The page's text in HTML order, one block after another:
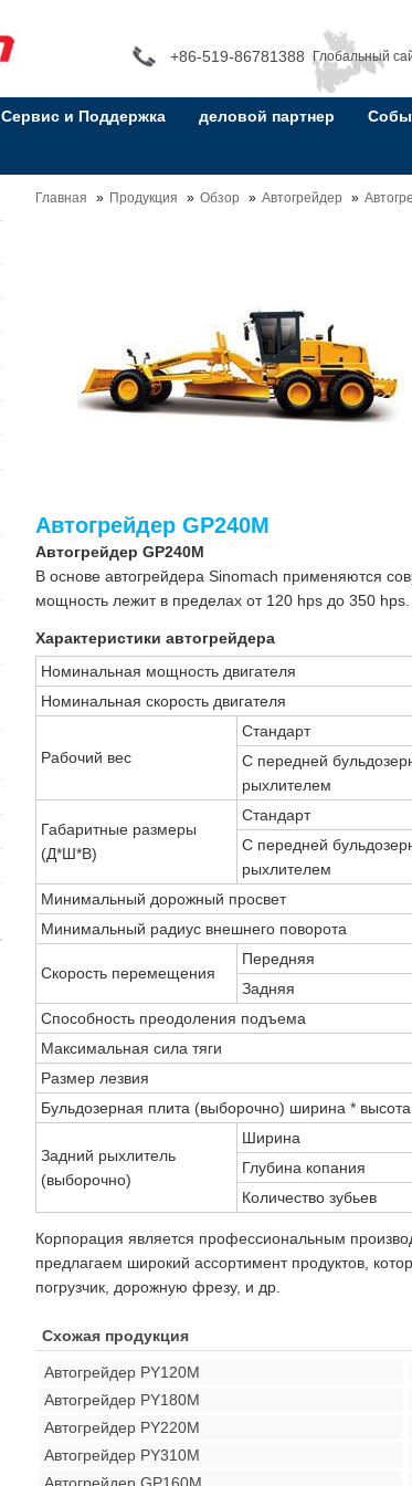
+86-519-86781388 Глобальный
Сервис и Поддержка деловой партнер
Главная Продукция Обзор Автогрейдер
Автогрейдер GP240M
Автогрейдер GP240M
В основе автогрейдера Sinomach применяются
мощность лежит в пределах от 120 hps до 350 hps.
Характеристики автогрейдера
Номинальная мощность двигателя
Номинальная скорость двигателя
Рабочий вес
Стандарт
С передней
рыхлителем
Габаритные размеры
(Д*Ш*В)
Стандарт
С передней
рыхлителем
Минимальный дорожный просвет
Минимальный радиус внешнего поворота
Скорость перемещения
Передняя
Задняя
Способность преодоления подъема
Максимальная сила тяги
Размер лезвия
Бульдозерная плита (выборочно) ширина * высота
Задний рыхлитель
(выборочно)
Ширина
Глубина копания
Количество зубьев
Корпорация является профессиональным
предлагаем широкий ассортимент продуктов,
погрузчик, дорожную фрезу, и др.
Схожая продукция
Автогрейдер PY120M
Автогрейдер PY180M
Автогрейдер PY220M
Автогрейдер PY310M